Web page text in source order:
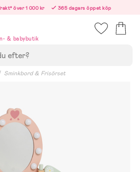
över 1 000 kr
365 dagars öppet köp
& babybutik
Sminkbord & Frisörset